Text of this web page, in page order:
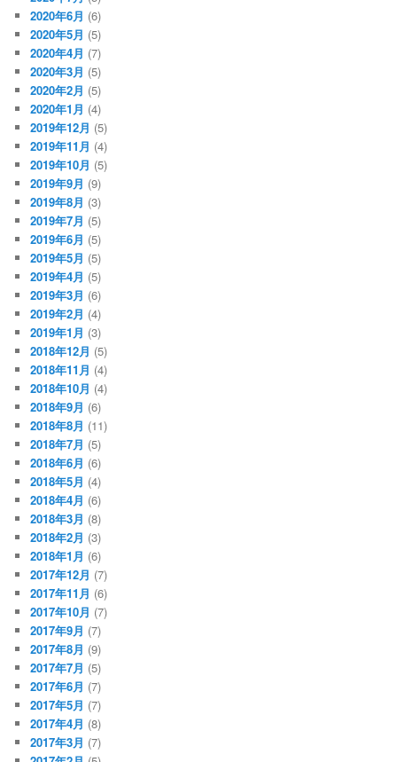
2020年6月 (6)
2020年5月 (5)
2020年4月 (7)
2020年3月 (5)
2020年2月 (5)
2020年1月 (4)
2019年12月 (5)
2019年11月 (4)
2019年10月 (5)
2019年9月 (9)
2019年8月 (3)
2019年7月 (5)
2019年6月 (5)
2019年5月 (5)
2019年4月 (5)
2019年3月 (6)
2019年2月 (4)
2019年1月 (3)
2018年12月 (5)
2018年11月 (4)
2018年10月 (4)
2018年9月 (6)
2018年8月 (11)
2018年7月 (5)
2018年6月 (6)
2018年5月 (4)
2018年4月 (6)
2018年3月 (8)
2018年2月 (3)
2018年1月 (6)
2017年12月 (7)
2017年11月 (6)
2017年10月 (7)
2017年9月 (7)
2017年8月 (9)
2017年7月 (5)
2017年6月 (7)
2017年5月 (7)
2017年4月 (8)
2017年3月 (7)